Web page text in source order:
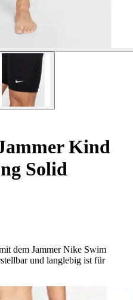
Kind
Solid
dem Jammer Nike Swim
und langlebig ist für